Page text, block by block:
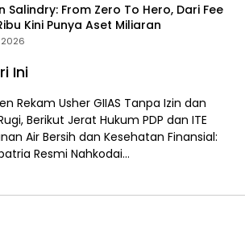
Salindry: From Zero To Hero, Dari Fee
Kini Punya Aset Miliaran
Ini
Rekam Usher GIIAS Tanpa Izin dan
Berikut Jerat Hukum PDP dan ITE
Air Bersih dan Kesehatan Finansial:
Resmi Nahkodai…